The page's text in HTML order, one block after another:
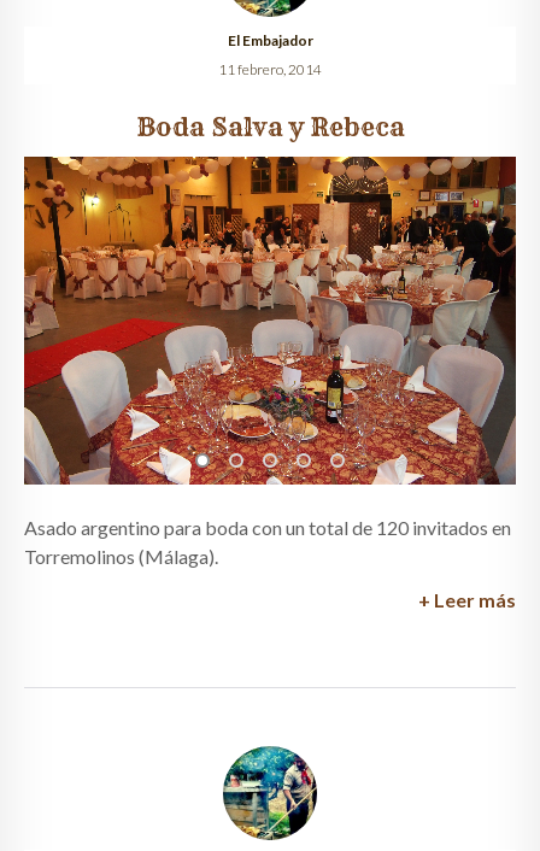
CONTACTO
El Embajador
11 febrero, 2014
Boda Salva y Rebeca
Asado argentino para boda con un total de 120 invitados en
Torremolinos (Málaga).
+ Leer más